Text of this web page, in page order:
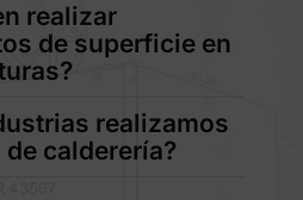
realizar
de superficie en
realizamos
calderería?